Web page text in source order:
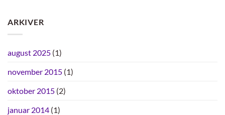
ARKIVER
august 2025 (1)
november 2015 (1)
oktober 2015 (2)
januar 2014 (1)